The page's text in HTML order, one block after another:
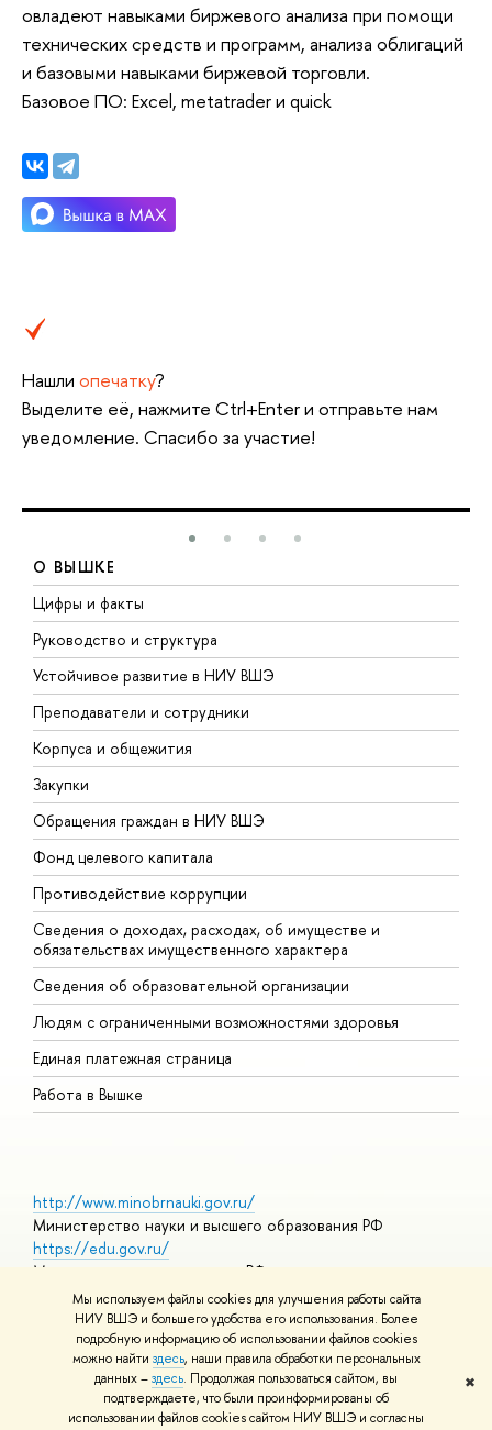
Мы используем файлы cookies для улучшения работы сайта
НИУ ВШЭ и большего удобства его использования. Более
подробную информацию об использовании файлов cookies
можно найти здесь, наши правила обработки персональных
данных –здесь. Продолжая пользоваться сайтом, вы
подтверждаете, что были проинформированы об
использовании файлов cookies сайтом НИУ ВШЭ и согласны
✖
овладеют навыками биржевого анализа при помощи
технических средств и программ, анализа облигаций
и базовыми навыками биржевой торговли.
Базовое ПО: Excel, metatrader и quick
Нашли опечатку?
Выделите её, нажмите Ctrl+Enter и отправьте нам
уведомление. Спасибо за участие!
О ВЫШКЕ
Цифры и факты
Руководство и структура
Устойчивое развитие в НИУ ВШЭ
Преподаватели и сотрудники
Корпуса и общежития
Закупки
Обращения граждан в НИУ ВШЭ
Фонд целевого капитала
Противодействие коррупции
Сведения о доходах, расходах, об имуществе и
обязательствах имущественного характера
Сведения об образовательной организации
Людям с ограниченными возможностями здоровья
Единая платежная страница
Работа в Вышке
http://www.minobrnauki.gov.ru/
Министерство науки и высшего образования РФ
https://edu.gov.ru/
Министерство просвещения РФ
https://elearning.hse.ru/mooc
Массовые открытые онлайн-курсы
© НИУ ВШЭ 1993–2026 Адреса и контактыУсловия
использования материалов Политика конфиденциальности